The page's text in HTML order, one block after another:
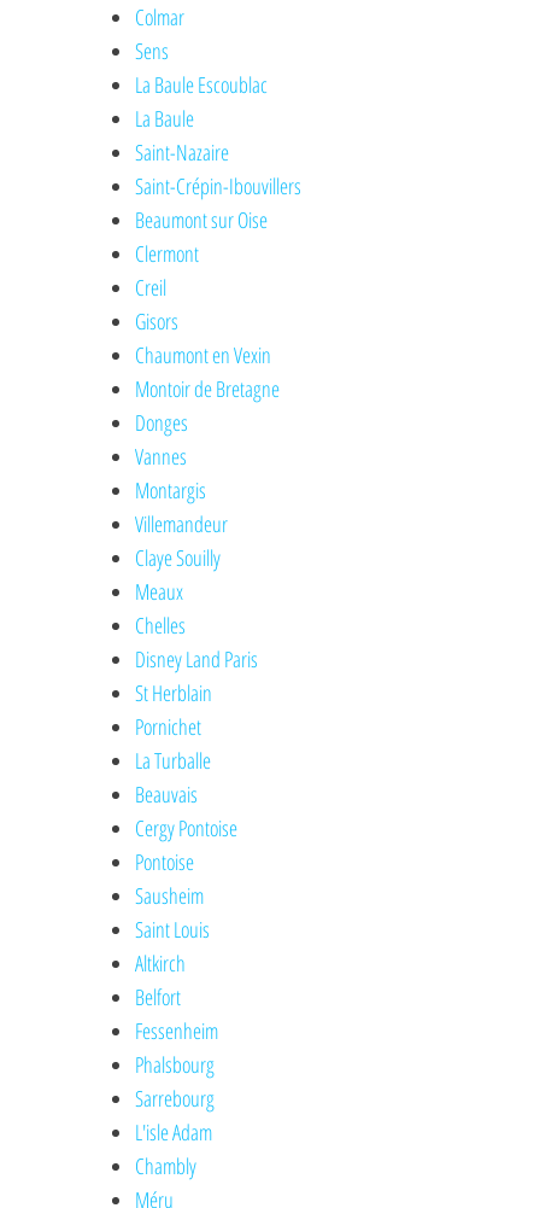
Colmar
Sens
La Baule Escoublac
La Baule
Saint-Nazaire
Saint-Crépin-Ibouvillers
Beaumont sur Oise
Clermont
Creil
Gisors
Chaumont en Vexin
Montoir de Bretagne
Donges
Vannes
Montargis
Villemandeur
Claye Souilly
Meaux
Chelles
Disney Land Paris
St Herblain
Pornichet
La Turballe
Beauvais
Cergy Pontoise
Pontoise
Sausheim
Saint Louis
Altkirch
Belfort
Fessenheim
Phalsbourg
Sarrebourg
L'isle Adam
Chambly
Méru